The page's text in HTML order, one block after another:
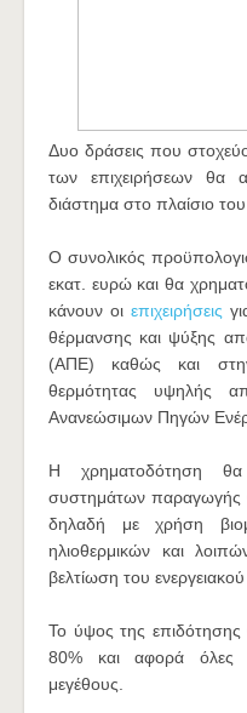
Δυο δράσεις που
των επιχειρήσεων θα
διάστημα στο πλαίσιο
Ο συνολικός
εκατ. ευρώ και θα
κάνουν οι επιχειρήσεις
θέρμανσης και ψύξης
(ΑΠΕ) καθώς και
θερμότητας υψηλής
Ανανεώσιμων Πηγών
Η χρηματοδότηση θα
συστημάτων παραγωγής
δηλαδή με χρήση
ηλιοθερμικών και
βελτίωση του
Το ύψος της επιδότησης
80% και αφορά όλες
μεγέθους.